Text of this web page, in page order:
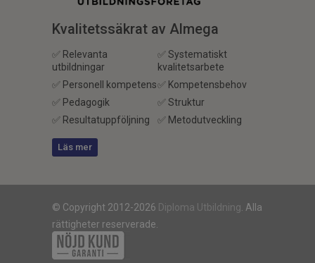
Kvalitetssäkrat av Almega
✅ Relevanta
utbildningar
✅ Personell kompetens
✅ Pedagogik
✅ Resultatuppföljning
✅ Systematiskt
kvalitetsarbete
✅ Kompetensbehov
✅ Struktur
✅ Metodutveckling
Läs mer
© Copyright 2012-2026 Diploma Utbildning. Alla
rättigheter reserverade.